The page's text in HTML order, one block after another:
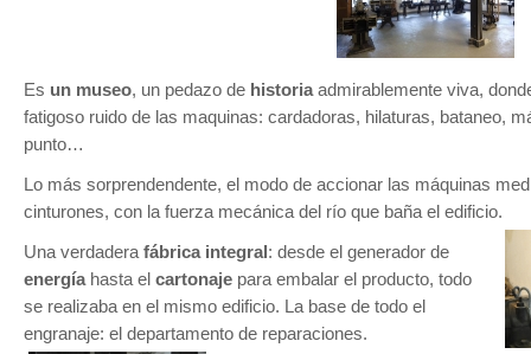
Es un museo, un pedazo de historia admirablemente viva,
fatigoso ruido de las maquinas: cardadoras, hilaturas, bataneo,
punto…
Lo más sorprendendente, el modo de accionar las máquinas
cinturones, con la fuerza mecánica del río que baña el edificio.
Una verdadera fábrica integral: desde el generador de
energía hasta el cartonaje para embalar el producto, todo
se realizaba en el mismo edificio. La base de todo el
engranaje: el departamento de reparaciones.